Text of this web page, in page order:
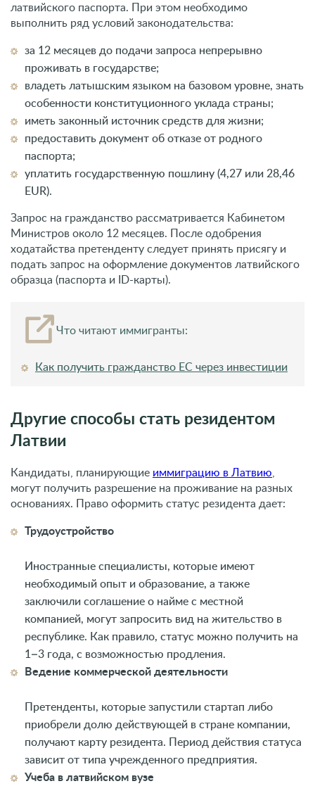
латвийского паспорта. При этом необходимо
выполнить ряд условий законодательства:
за 12 месяцев до подачи запроса непрерывно
проживать в государстве;
владеть латышским языком на базовом уровне, знать
особенности конституционного уклада страны;
иметь законный источник средств для жизни;
предоставить документ об отказе от родного
паспорта;
уплатить государственную пошлину (4,27 или 28,46
EUR).
Запрос на гражданство рассматривается Кабинетом
Министров около 12 месяцев. После одобрения
ходатайства претенденту следует принять присягу и
подать запрос на оформление документов латвийского
образца (паспорта и ID-карты).
Что читают иммигранты:
Как получить гражданство ЕС через инвестиции
Другие способы стать резидентом
Латвии
Кандидаты, планирующие иммиграцию в Латвию,
могут получить разрешение на проживание на разных
основаниях. Право оформить статус резидента дает:
Трудоустройство
Иностранные специалисты, которые имеют
необходимый опыт и образование, а также
заключили соглашение о найме с местной
компанией, могут запросить вид на жительство в
республике. Как правило, статус можно получить на
1–3 года, с возможностью продления.
Ведение коммерческой деятельности
Претенденты, которые запустили стартап либо
приобрели долю действующей в стране компании,
получают карту резидента. Период действия статуса
зависит от типа учрежденного предприятия.
Учеба в латвийском вузе